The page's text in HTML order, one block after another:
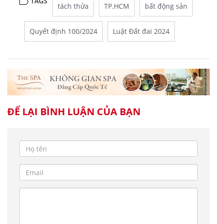
tách thửa TP.HCM bất động sản
Quyết định 100/2024 Luật Đất đai 2024
ĐỂ LẠI BÌNH LUẬN CỦA BẠN